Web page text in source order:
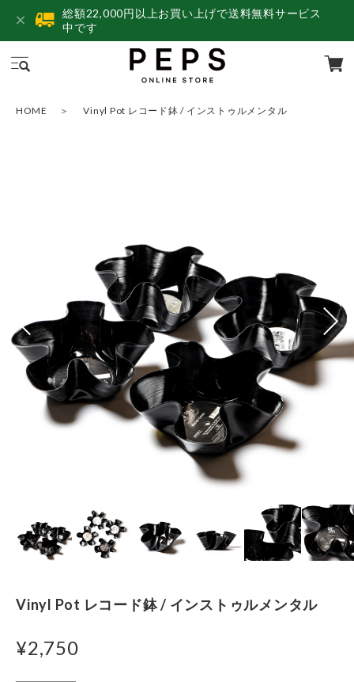
総額22,000円以上お買い上げで送料無料サービス
中です
HOME Vinyl Pot レコード鉢 / インストゥルメンタル
Vinyl Pot レコード鉢 / インストゥルメンタル
¥2,750